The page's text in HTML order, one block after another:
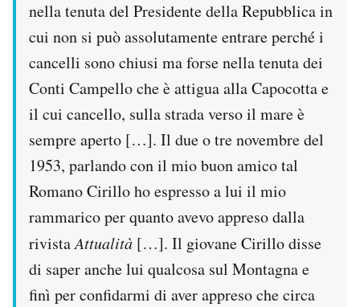
nella tenuta del Presidente della Repubblica in
cui non si può assolutamente entrare perché i
cancelli sono chiusi ma forse nella tenuta dei
Conti Campello che è attigua alla Capocotta e
il cui cancello, sulla strada verso il mare è
sempre aperto […]. Il due o tre novembre del
1953, parlando con il mio buon amico tal
Romano Cirillo ho espresso a lui il mio
rammarico per quanto avevo appreso dalla
rivistaAttualità […]. Il giovane Cirillo disse
di saper anche lui qualcosa sul Montagna e
finì per confidarmi di aver appreso che circa